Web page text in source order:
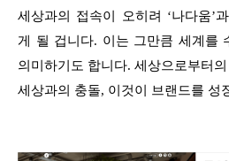
세상과의 접속이 오히려 ‘나다움’
게 될 겁니다. 이는 그만큼 세계를
의미하기도 합니다. 세상으로부터
세상과의 충돌, 이것이 브랜드를 성